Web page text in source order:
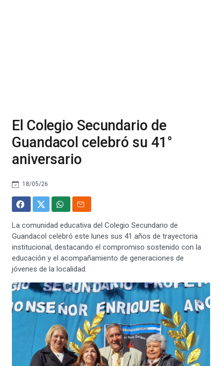
El Colegio Secundario de
Guandacol celebró su 41°
aniversario
18/05/26
La comunidad educativa del Colegio Secundario de
Guandacol celebró este lunes sus 41 años de trayectoria
institucional, destacando el compromiso sostenido con la
educación y el acompañamiento de generaciones de
jóvenes de la localidad.